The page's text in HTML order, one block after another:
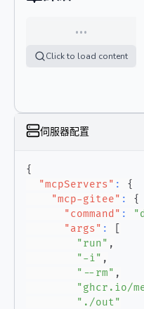
…
Click to load content
伺服器配置
{
"mcpServers" :
{
"mcp-gitee" :
{
"command" :
"args" :
"run" ,
"-i" ,
"--rm" ,
"ghcr.io/
"./out"